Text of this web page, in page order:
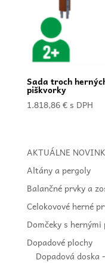
Sada troch
piškvorky
1.818,86€ s DPH
AKTUÁLNE
Altány a pergoly
Balančné prvky a
Celokovové herné
Domčeky s hernými
Dopadové plochy
Dopadová doska